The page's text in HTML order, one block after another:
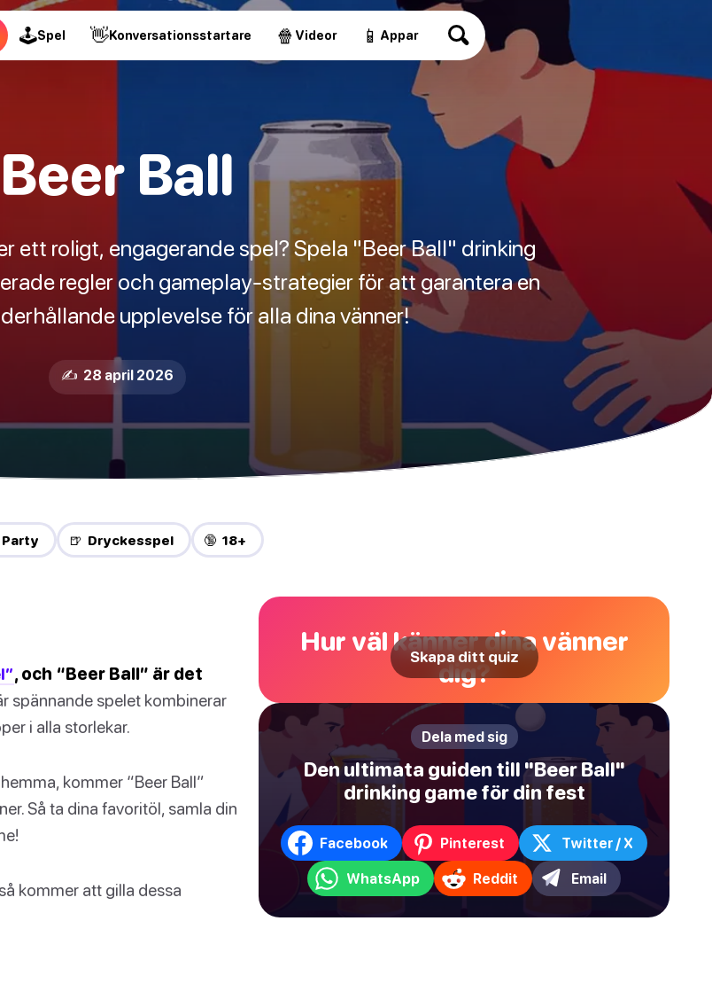
🕹Spel 👋Konversationsstartare 🍿 Videor 📱 Appar
Beer Ball
ett roligt, engagerande spel? Spela "Beer Ball" drinking
regler och gameplay-strategier för att garantera en
upplevelse för alla dina vänner!
✍️ 28 april 2026
🍺 Dryckesspel 🔞 18+
, och “Beer Ball” är det
spännande spelet kombinerar
i alla storlekar.
kommer “Beer Ball”
Så ta dina favoritöl, samla din
kommer att gilla dessa
Hur väl känner dina vänner
dig?
Skapa ditt quiz
Dela med sig
Den ultimata guiden till "Beer Ball"
drinking game för din fest
Facebook Pinterest Twitter / X
WhatsApp Reddit Email